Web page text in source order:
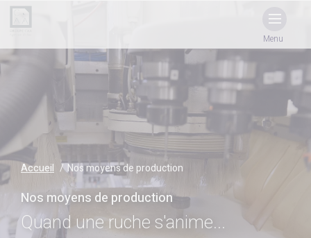
Menu
Accueil Nos moyens de production
Nos moyens de production
Quand une ruche s'anime...